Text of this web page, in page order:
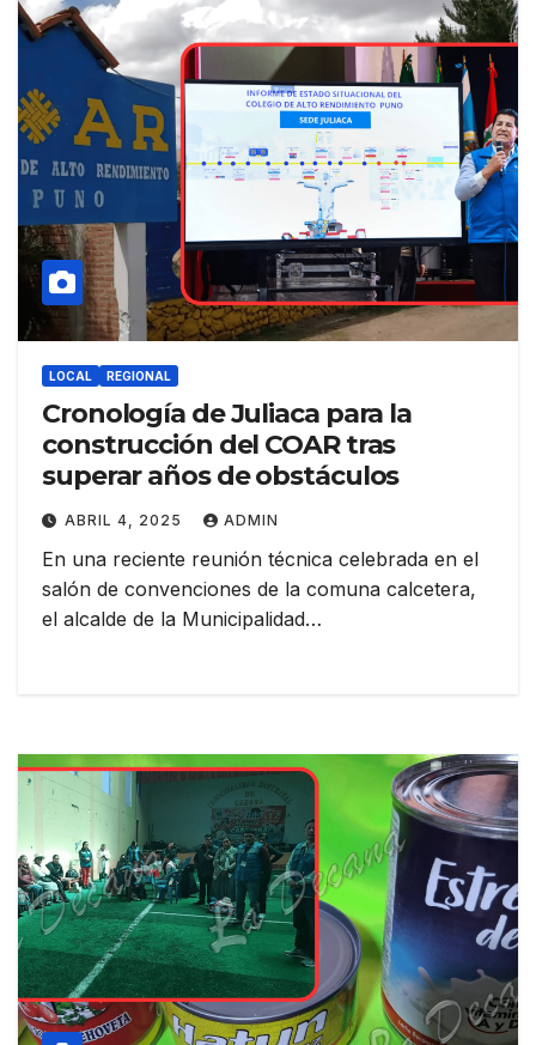
LOCAL REGIONAL
Cronología de Juliaca para la
construcción del COAR tras
superar años de obstáculos
ABRIL 4, 2025 ADMIN
En una reciente reunión técnica celebrada en el
salón de convenciones de la comuna calcetera,
el alcalde de la Municipalidad…